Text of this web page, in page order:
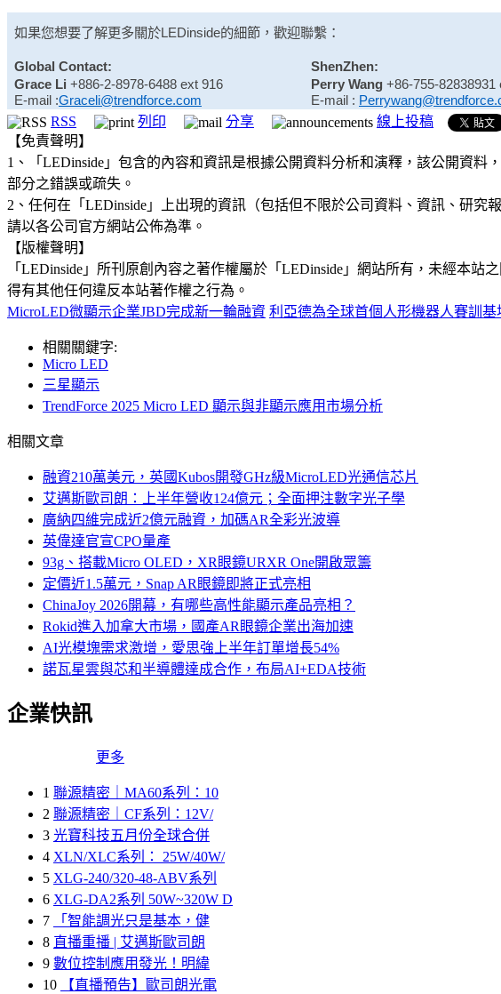
如果您想要了解更多關於LEDinside的細節，歡迎聯繫：
Global Contact:
ShenZhen:
Grace Li +886-2-8978-6488 ext 916
E-mail :Graceli@trendforce.com
Perry Wang +86-755-82838931
E-mail :
RSS
列印 分享
線上投稿
【免責聲明】
1、「LEDinside」包含的內容和資訊是根據公開資料分析和演釋，該公開資
部分之錯誤或疏失。
2、任何在「LEDinside」上出現的資訊（包括但不限於公司資料、資訊、研
請以各公司官方網站公佈為準。
【版權聲明】
「LEDinside」所刊原創內容之著作權屬於「LEDinside」網站所有，未經本
得有其他任何違反本站著作權之行為。
MicroLED微顯示企業JBD完成新一輪融資 利亞德為全球首個人形機器人賽訓
相關關鍵字:
Micro LED
三星顯示
TrendForce 2025 Micro LED 顯示與非顯示應用市場分析
相關文章
融資210萬美元，英國Kubos開發GHz級MicroLED光通信芯片
艾邁斯歐司朗：上半年營收124億元；全面押注數字光子學
廣納四維完成近2億元融資，加碼AR全彩光波導
英偉達官宣CPO量產
93g、搭載Micro OLED，XR眼鏡URXR One開啟眾籌
定價近1.5萬元，Snap AR眼鏡即將正式亮相
ChinaJoy 2026開幕，有哪些高性能顯示產品亮相？
Rokid進入加拿大市場，國產AR眼鏡企業出海加速
AI光模塊需求激增，愛思強上半年訂單增長54%
諾瓦星雲與芯和半導體達成合作，布局AI+EDA技術
企業快訊
更多
1 聯源精密｜MA60系列：10
2 聯源精密｜CF系列：12V/
3 光寶科技五月份全球合併
4 XLN/XLC系列： 25W/40W/
5 XLG-240/320-48-ABV系列
6 XLG-DA2系列 50W~320W D
7
「智能調光只是基本，健
8 直播重播 | 艾邁斯歐司朗
9 數位控制應用發光！明緯
10
【直播預告】歐司朗光電